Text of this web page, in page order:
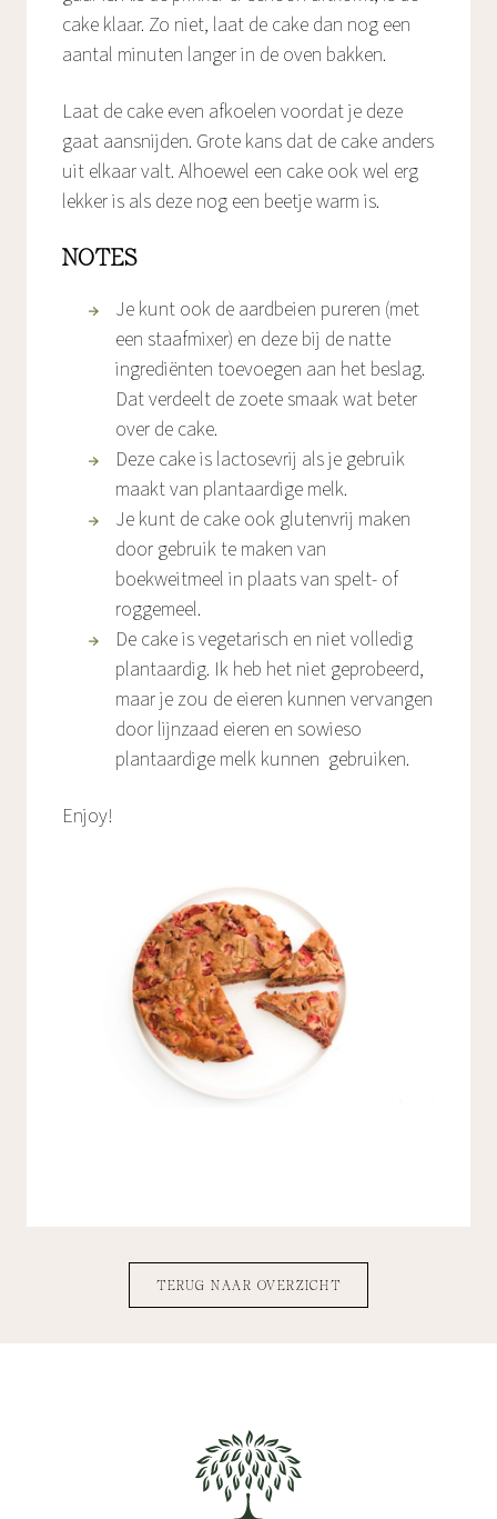
cake klaar. Zo niet, laat de cake dan nog een
aantal minuten langer in de oven bakken.
Laat de cake even afkoelen voordat je deze
gaat aansnijden. Grote kans dat de cake anders
uit elkaar valt. Alhoewel een cake ook wel erg
lekker is als deze nog een beetje warm is.
NOTES
Je kunt ook de aardbeien pureren (met
een staafmixer) en deze bij de natte
ingrediënten toevoegen aan het beslag.
Dat verdeelt de zoete smaak wat beter
over de cake.
Deze cake is lactosevrij als je gebruik
maakt van plantaardige melk.
Je kunt de cake ook glutenvrij maken
door gebruik te maken van
boekweitmeel in plaats van spelt- of
roggemeel.
De cake is vegetarisch en niet volledig
plantaardig. Ik heb het niet geprobeerd,
maar je zou de eieren kunnen vervangen
door lijnzaad eieren en sowieso
plantaardige melk kunnen gebruiken.
Enjoy!
TERUG NAAR OVERZICHT